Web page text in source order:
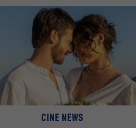
CINE NEWS